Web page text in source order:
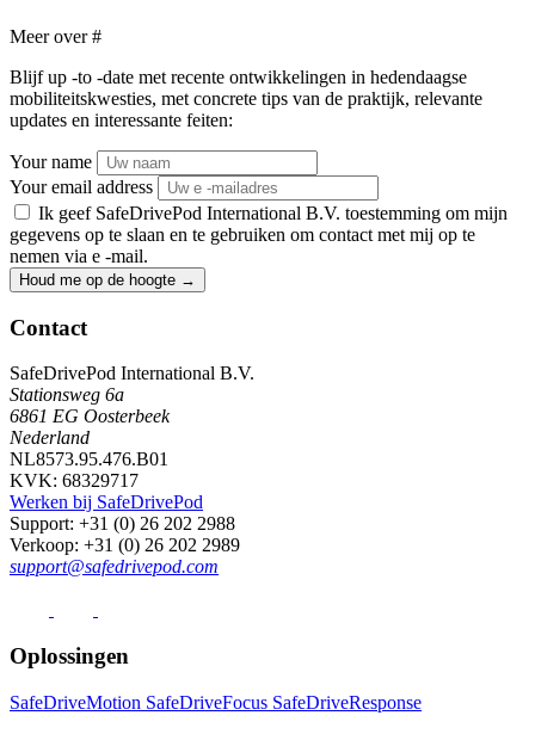
Meer over#
Blijf up -to -date met recente ontwikkelingen in hedendaagse
mobiliteitskwesties, met concrete tips van de praktijk, relevante
updates en interessante feiten:
Your name
Your email address
Ik geef SafeDrivePod International B.V. toestemming om mijn
gegevens op te slaan en te gebruiken om contact met mij op te
nemen via e -mail.
Houd me op de hoogte →
Contact
SafeDrivePod International B.V.
Stationsweg 6a
6861 EG Oosterbeek
Nederland
NL8573.95.476.B01
KVK: 68329717
Werken bij SafeDrivePod
Support: +31 (0) 26 202 2988
Verkoop: +31 (0) 26 202 2989
support@safedrivepod.com
Oplossingen
SafeDriveMotion SafeDriveFocus SafeDriveResponse